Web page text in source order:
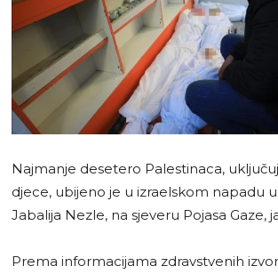
Najmanje desetero Palestinaca,
djece, ubijeno je u izraelskom napadu
Jabalija Nezle, na sjeveru Pojasa Gaze,
Prema informacijama zdravstvenih